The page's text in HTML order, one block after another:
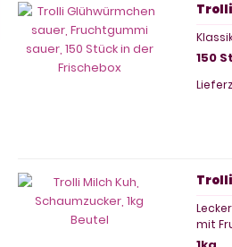
150
mit